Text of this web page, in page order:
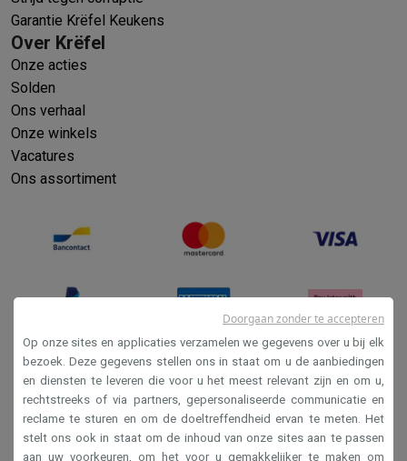
Garantie Krëfel Keukens
Over Krëfel
Onze acties
Solden
Ons verhaal
Onze winkels
Vacatures
Ons assortiment
Verkoopsvoorwaarden
Privacy
Disclaimer
Op onze sites en applicaties verzamelen we gegevens over u bij elk
bezoek. Deze gegevens stellen ons in staat om u de aanbiedingen
en diensten te leveren die voor u het meest relevant zijn en om u,
rechtstreeks of via partners, gepersonaliseerde communicatie en
reclame te sturen en om de doeltreffendheid ervan te meten. Het
stelt ons ook in staat om de inhoud van onze sites aan te passen
aan uw voorkeuren, om het voor u gemakkelijker te maken om
Doorgaan zonder te accepteren